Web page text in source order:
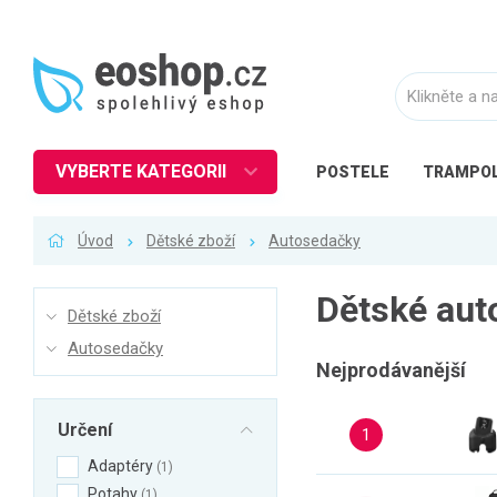
POSTELE
VYBERTE KATEGORII
Předsíň a chodba
Pracovna a kancelář
Koupelna
Úvod Dětské zboží Autosedačky
Dětské zboží
Autosedačky
Určení
Adaptéry 1
Dětské
Nejprodávanější
1